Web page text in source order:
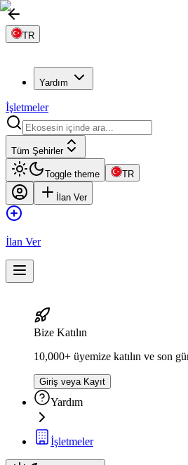
TR
Yardım
İşletmeler
Tüm Şehirler
Toggle theme TR
İlan Ver
İlan Ver
Bize Katılın
10,000+ üyemize katılın ve son
Giriş veya Kayıt
Yardım
İşletmeler